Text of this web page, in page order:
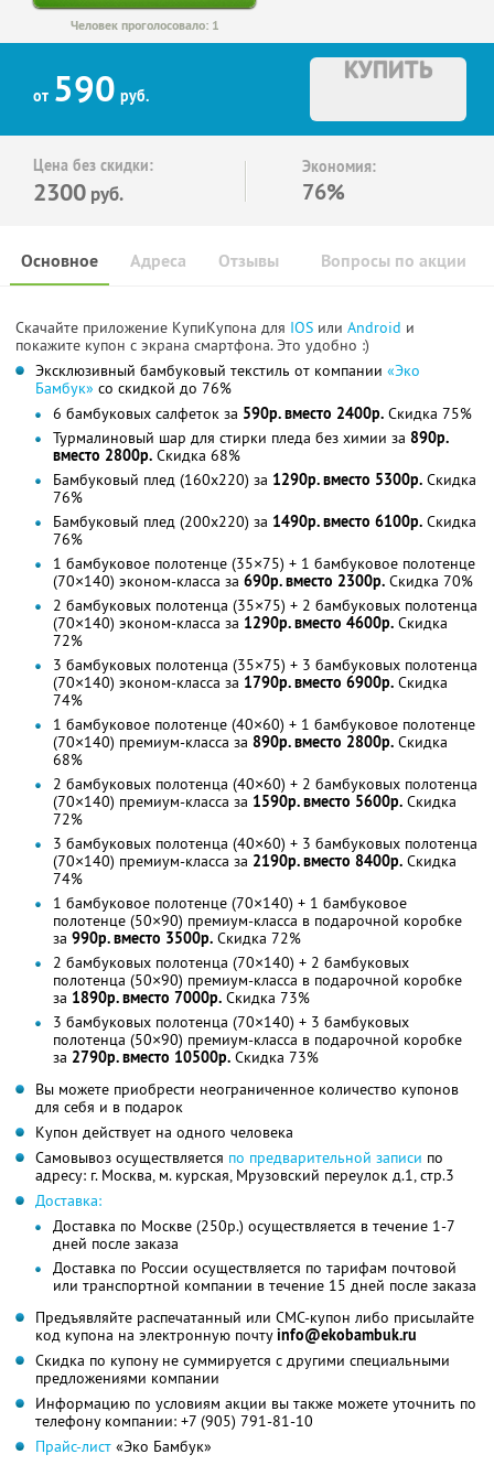
Человек проголосовало: 1
от 590 руб.
КУПИТЬ
Цена без скидки:
2300 руб.
Экономия:
76%
Основное Отзывы Вопросы по акции
Адреса
Скачайте приложение КупиКупона для IOS или Android и
покажите купон с экрана смартфона. Это удобно :)
Эксклюзивный бамбуковый текстиль от компании «Эко
Бамбук» со скидкой до 76%
6 бамбуковых салфеток за 590р. вместо 2400р. Скидка 75%
Турмалиновый шар для стирки пледа без химии за 890р.
вместо 2800р. Скидка 68%
Бамбуковый плед (160x220) за 1290р. вместо 5300р. Скидка
76%
Бамбуковый плед (200x220) за 1490р. вместо 6100р. Скидка
76%
1 бамбуковое полотенце (35×75) + 1 бамбуковое полотенце
(70×140) эконом-класса за 690р. вместо 2300р. Скидка 70%
2 бамбуковых полотенца (35×75) + 2 бамбуковых полотенца
(70×140) эконом-класса за 1290р. вместо 4600р. Скидка
72%
3 бамбуковых полотенца (35×75) + 3 бамбуковых полотенца
(70×140) эконом-класса за 1790р. вместо 6900р. Скидка
74%
1 бамбуковое полотенце (40×60) + 1 бамбуковое полотенце
(70×140) премиум-класса за 890р. вместо 2800р. Скидка
68%
2 бамбуковых полотенца (40×60) + 2 бамбуковых полотенца
(70×140) премиум-класса за 1590р. вместо 5600р. Скидка
72%
3 бамбуковых полотенца (40×60) + 3 бамбуковых полотенца
(70×140) премиум-класса за 2190р. вместо 8400р. Скидка
74%
1 бамбуковое полотенце (70×140) + 1 бамбуковое
полотенце (50×90) премиум-класса в подарочной коробке
за 990р. вместо 3500р. Скидка 72%
2 бамбуковых полотенца (70×140) + 2 бамбуковых
полотенца (50×90) премиум-класса в подарочной коробке
за 1890р. вместо 7000р. Скидка 73%
3 бамбуковых полотенца (70×140) + 3 бамбуковых
полотенца (50×90) премиум-класса в подарочной коробке
за 2790р. вместо 10500р. Скидка 73%
Вы можете приобрести неограниченное количество купонов
для себя и в подарок
Купон действует на одного человека
Самовывоз осуществляется по предварительной записи по
адресу: г. Москва, м. курская, Мрузовский переулок д.1, стр.3
Доставка:
Доставка по Москве (250р.) осуществляется в течение 1-7
дней после заказа
Доставка по России осуществляется по тарифам почтовой
или транспортной компании в течение 15 дней после заказа
Предъявляйте распечатанный или СМС-купон либо присылайте
код купона на электронную почтуinfo@ekobambuk.ru
Скидка по купону не суммируется с другими специальными
предложениями компании
Информацию по условиям акции вы также можете уточнить по
телефону компании: +7 (905) 791-81-10
Прайс-лист «Эко Бамбук»